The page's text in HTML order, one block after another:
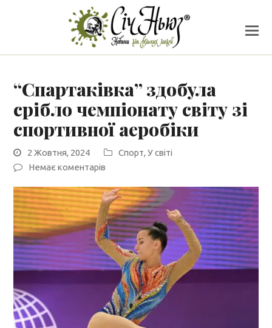
“Спартаківка” здобула
срібло чемпіонату світу зі
спортивної аеробіки
2 Жовтня, 2024 Спорт,У світі
Немає коментарів